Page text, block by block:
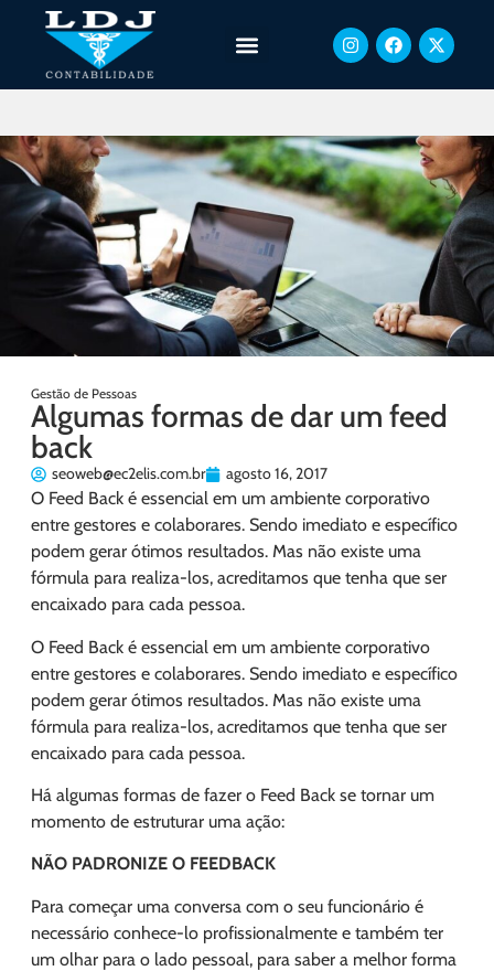
Gestão de Pessoas
Algumas formas de dar um feed
back
seoweb@ec2elis.com.br agosto 16, 2017
O Feed Back é essencial em um ambiente corporativo
entre gestores e colaborares. Sendo imediato e específico
podem gerar ótimos resultados. Mas não existe uma
fórmula para realiza-los, acreditamos que tenha que ser
encaixado para cada pessoa.
O Feed Back é essencial em um ambiente corporativo
entre gestores e colaborares. Sendo imediato e específico
podem gerar ótimos resultados. Mas não existe uma
fórmula para realiza-los, acreditamos que tenha que ser
encaixado para cada pessoa.
Há algumas formas de fazer o Feed Back se tornar um
momento de estruturar uma ação:
NÃO PADRONIZE O FEEDBACK
Para começar uma conversa com o seu funcionário é
necessário conhece-lo profissionalmente e também ter
um olhar para o lado pessoal, para saber a melhor forma